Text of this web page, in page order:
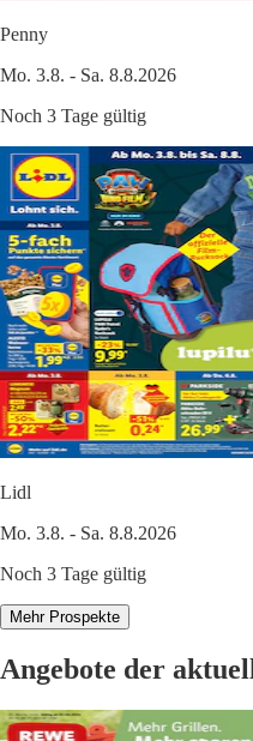
Penny
Mo. 3.8. - Sa. 8.8.2026
Noch 3 Tage gültig
Lidl
Mo. 3.8. - Sa. 8.8.2026
Noch 3 Tage gültig
Mehr Prospekte
Angebote der